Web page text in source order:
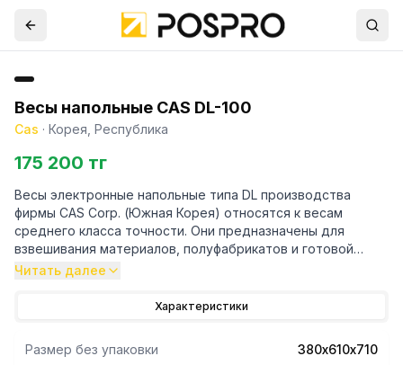
Весы напольные CAS DL-100
Cas · Корея, Республика
175 200 тг
Весы электронные напольные типа DL производства
фирмы CAS Corp. (Южная Корея) относятся к весам
среднего класса точности. Они предназначены для
взвешивания материалов, полуфабрикатов и готовой
сельскохозяйственной или промышленной продукции.
отраслях. Платформа весов изготовлена из нержавеющей
установка нуля; выборка массы тары из диапазона
Читать далее
Характеристики
Размер без упаковки 380х610х710